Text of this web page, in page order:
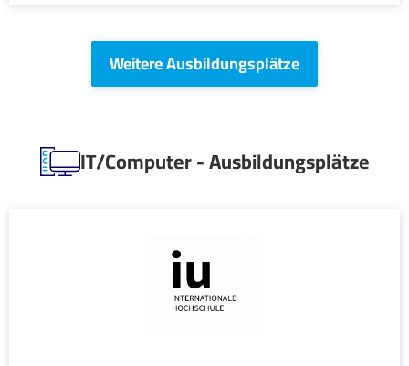
Weitere Ausbildungsplätze
IT/Computer - Ausbildungsplätze